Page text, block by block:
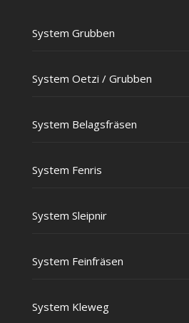
Sys­tem Grubben
Sys­tem Oet­zi /​ Grub­ben
Sys­tem Belagsfräsen
Sys­tem Fenris
Sys­tem Sleipnir
Sys­tem Feinfräsen
Sys­tem Kleweg